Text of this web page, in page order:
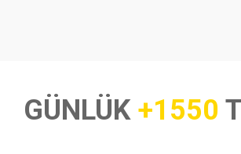
GÜNLÜK +1550